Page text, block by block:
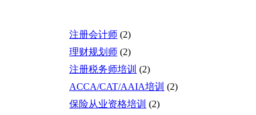
注册会计师 (2)
理财规划师 (2)
注册税务师培训 (2)
ACCA/CAT/AAIA培训 (2)
保险从业资格培训 (2)